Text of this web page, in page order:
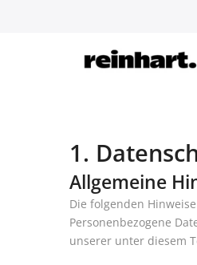
1.
Allgemeine
Die folgenden
Personenbezogene
unserer unter diesem